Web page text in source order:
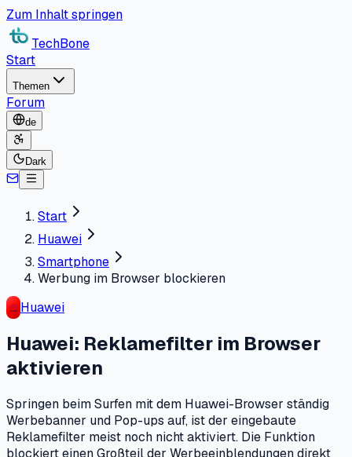
Zum Inhalt springen
TechBone
Start
Themen
Forum
de
Dark
Start
Huawei
Smartphone
Werbung im Browser blockieren
Huawei
Huawei: Reklamefilter im Browser
aktivieren
Springen beim Surfen mit dem Huawei-Browser ständig
Werbebanner und Pop-ups auf, ist der eingebaute
Reklamefilter meist noch nicht aktiviert. Die Funktion
blockiert einen Großteil der Werbeeinblendungen direkt